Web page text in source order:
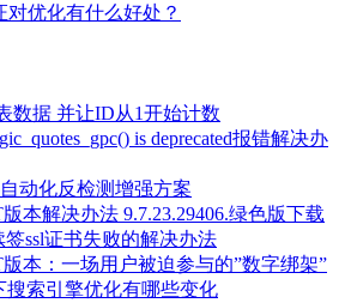
对优化有什么好处？
数据 并让ID从1开始计数
is deprecated报错解决办
自动化反检测增强方案
本解决办法 9.7.23.29406.绿色版下载
ssl证书失败的解决办法
本：一场用户被迫参与的”数字绑架”
搜索引擎优化有哪些变化